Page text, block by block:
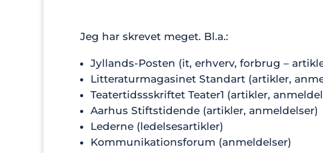
Jeg har skrevet meget. Bl.a.:
Jyllands-Posten (it, erhverv, forbrug –
Litteraturmagasinet Standart (artikler,
Teatertidssskriftet Teater1 (artikler,
Aarhus Stiftstidende (artikler, anmeldelser)
Lederne (ledelsesartikler)
Kommunikationsforum (anmeldelser)